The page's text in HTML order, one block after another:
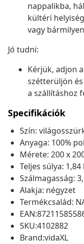
nappalikba,
kültéri
vagy
Jó tudni:
Kérjük, adjon
szétterüljön
a szállításhoz
Specifikációk
Szín:
Anyaga: 100%
Mérete: 200 x
Teljes súlya: 1,84
Szálmagasság:
Alakja: négyzet
Termékcsalád:
SKU:4102882
Brand:vidaXL